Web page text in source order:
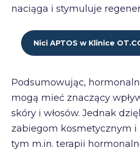
naciąga i stymuluje
Nici APTOS w Klinice
Podsumowując,
mogą mieć znaczący
skóry i włosów. Jednak
zabiegom kosmetycznym
tym m.in. terapii